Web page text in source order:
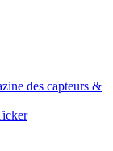
des capteurs &